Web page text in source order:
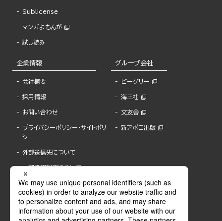
Sublicense
マンガよもんが
試し読み
企業情報
会社概要
採用情報
お問い合わせ
プライバシーポリシー・サイトポリ
シー
外部送信先について
内部通報制度について
グループ会社
ビーグリー
海王社
文友舎
新アポロ出版